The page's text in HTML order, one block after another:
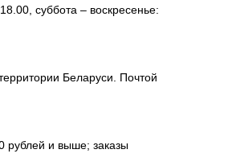
суббота – воскресенье:
Беларуси. Почтой
рублей и выше; заказы